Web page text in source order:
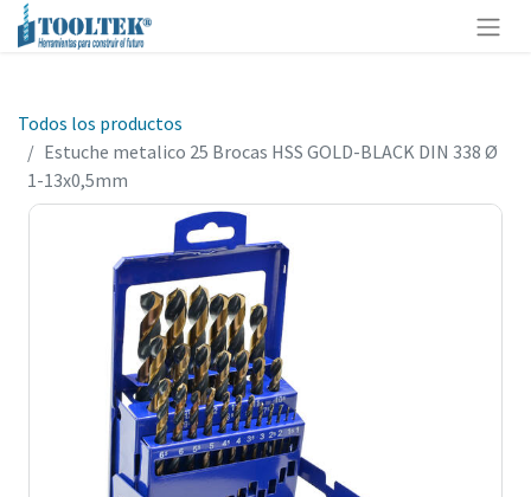
Todos los productos
Estuche metalico 25 Brocas HSS GOLD-BLACK DIN 338 Ø
1-13x0,5mm